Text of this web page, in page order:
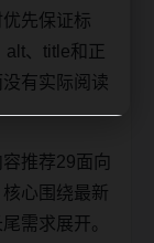
先保证标
、title和正
有实际阅读
推荐29面向
心围绕最新
需求展开。